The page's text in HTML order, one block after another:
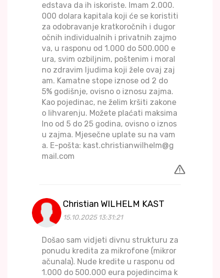
edstava da ih iskoriste. Imam 2.000.
000 dolara kapitala koji će se koristiti
za odobravanje kratkoročnih i dugor
očnih individualnih i privatnih zajmo
va, u rasponu od 1.000 do 500.000 e
ura, svim ozbiljnim, poštenim i moral
no zdravim ljudima koji žele ovaj zaj
am. Kamatne stope iznose od 2 do
5% godišnje, ovisno o iznosu zajma.
Kao pojedinac, ne želim kršiti zakone
o lihvarenju. Možete plaćati maksima
lno od 5 do 25 godina, ovisno o iznos
u zajma. Mjesečne uplate su na vam
a. E-pošta: kast.christianwilhelm@g
mail.com
Christian WILHELM KAST
15.10.2025 13:31:21
Došao sam vidjeti divnu strukturu za
ponudu kredita za mikrofone (mikror
ačunala). Nude kredite u rasponu od
1.000 do 500.000 eura pojedincima k